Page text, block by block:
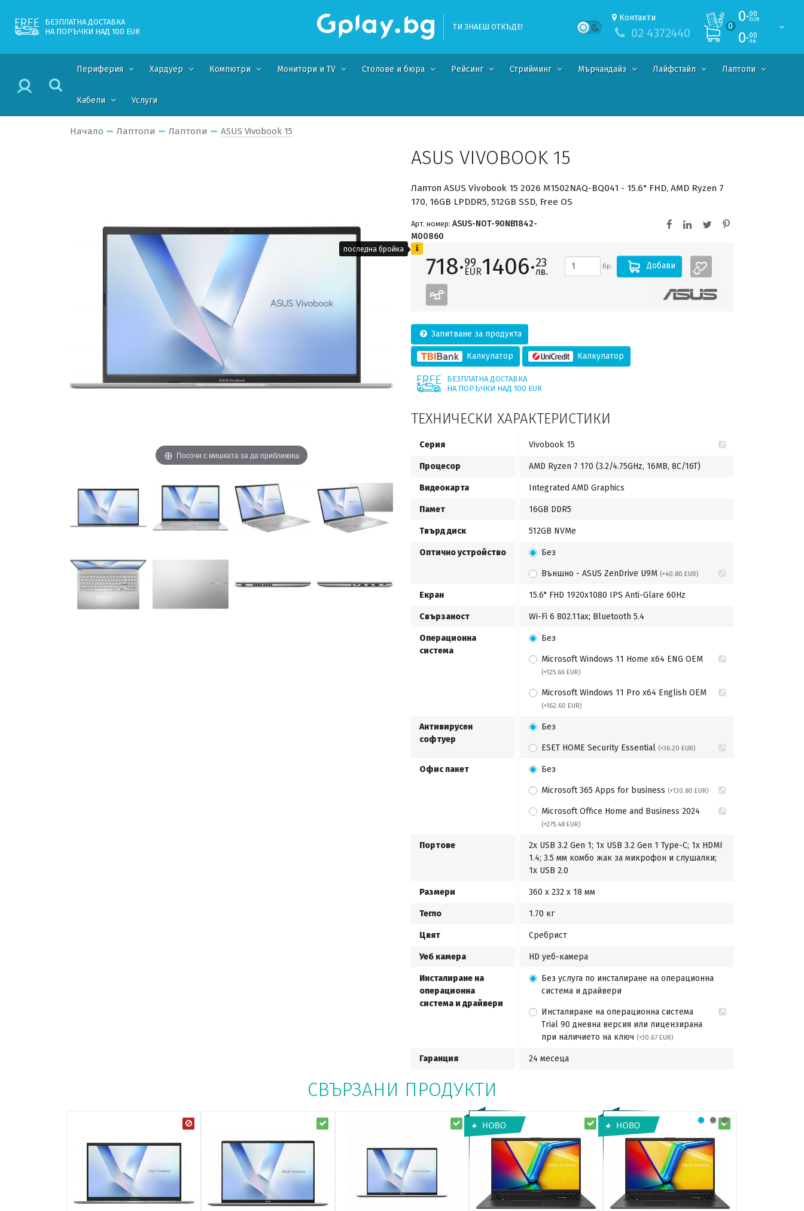
БЕЗПЛАТНА ДОСТАВКА
НА ПОРЪЧКИ НАД 100 EUR
ТИ ЗНАЕШ ОТКЪДЕ!
Контакти
02 4372440 0
0·00
EUR
0·00
лв.
Периферия Хардуер Компютри Монитори и TV Столове и бюра Рейсинг Стрийминг Мърчандайз Лайфстайл Лаптопи
Кабели Услуги
Начало Лаптопи Лаптопи ASUS Vivobook 15
Посочи с мишката за да приближиш
ASUS VIVOBOOK 15
Лаптоп ASUS Vivobook 15 2026 M1502NAQ-BQ041 - 15.6" FHD, AMD Ryzen 7
170, 16GB LPDDR5, 512GB SSD, Free OS
Арт. номер: ASUS-NOT-90NB1842-
M00860
718·99
EUR1406·23
лв. бр. Добави
Запитване за продукта
Калкулатор Калкулатор
БЕЗПЛАТНА ДОСТАВКА
НА ПОРЪЧКИ НАД 100 EUR
ТЕХНИЧЕСКИ ХАРАКТЕРИСТИКИ
Серия Vivobook 15
Процесор AMD Ryzen 7 170 (3.2/4.75GHz, 16MB, 8C/16T)
Видеокарта Integrated AMD Graphics
Памет 16GB DDR5
Твърд диск 512GB NVMe
Оптично устройство Без
Външно - ASUS ZenDrive U9M (+40.80 EUR)
Екран 15.6" FHD 1920x1080 IPS Anti-Glare 60Hz
Свързаност Wi-Fi 6 802.11ax; Bluetooth 5.4
Операционна
система
Без
Microsoft Windows 11 Home x64 ENG OEM
(+125.66 EUR)
Microsoft Windows 11 Pro x64 English OEM
(+162.60 EUR)
Антивирусен
софтуер
Без
ESET HOME Security Essential (+36.20 EUR)
Офис пакет Без
Microsoft 365 Apps for business (+130.80 EUR)
Microsoft Office Home and Business 2024
(+275.48 EUR)
Портове
2x USB 3.2 Gen 1; 1x USB 3.2 Gen 1 Type-C; 1x HDMI
1.4; 3.5 мм комбо жак за микрофон и слушалки;
1x USB 2.0
Размери 360 x 232 x 18 мм
Тегло 1.70 кг
Цвят Сребрист
Уеб камера HD уеб-камера
Инсталиране на
операционна
система и драйвери
Без услуга по инсталиране на операционна
система и драйвери
Инсталиране на операционна система
Trial 90 дневна версия или лицензирана
при наличието на ключ (+30.67 EUR)
Гаранция 24 месеца
СВЪРЗАНИ ПРОДУКТИ
последна бройка